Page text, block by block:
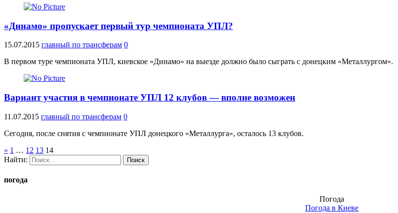
«Динамо» пропускает первый тур чемпионата УПЛ?
15.07.2015 главный по трансферам 0
В первом туре чемпионата УПЛ, киевское «Динамо» на выезде должно было сыграть с донецким «Металлургом».
Вариант участия в чемпионате УПЛ 12 клубов — вполне возможен
11.07.2015 главный по трансферам 0
Сегодня, после снятия с чемпионате УПЛ донецкого «Металлурга», осталось 13 клубов.
« 1 … 12 13 14
Найти:
погода
Погода
Погода в Киеве